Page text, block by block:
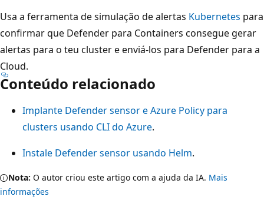
Usa a ferramenta de simulação de alertas Kubernetes para
confirmar que Defender para Containers consegue gerar
alertas para o teu cluster e enviá-los para Defender para a
Cloud.
Conteúdo relacionado
Implante Defender sensor e Azure Policy para
clusters usando CLI do Azure.
Instale Defender sensor usando Helm.
Nota: O autor criou este artigo com a ajuda da IA. Mais
informações